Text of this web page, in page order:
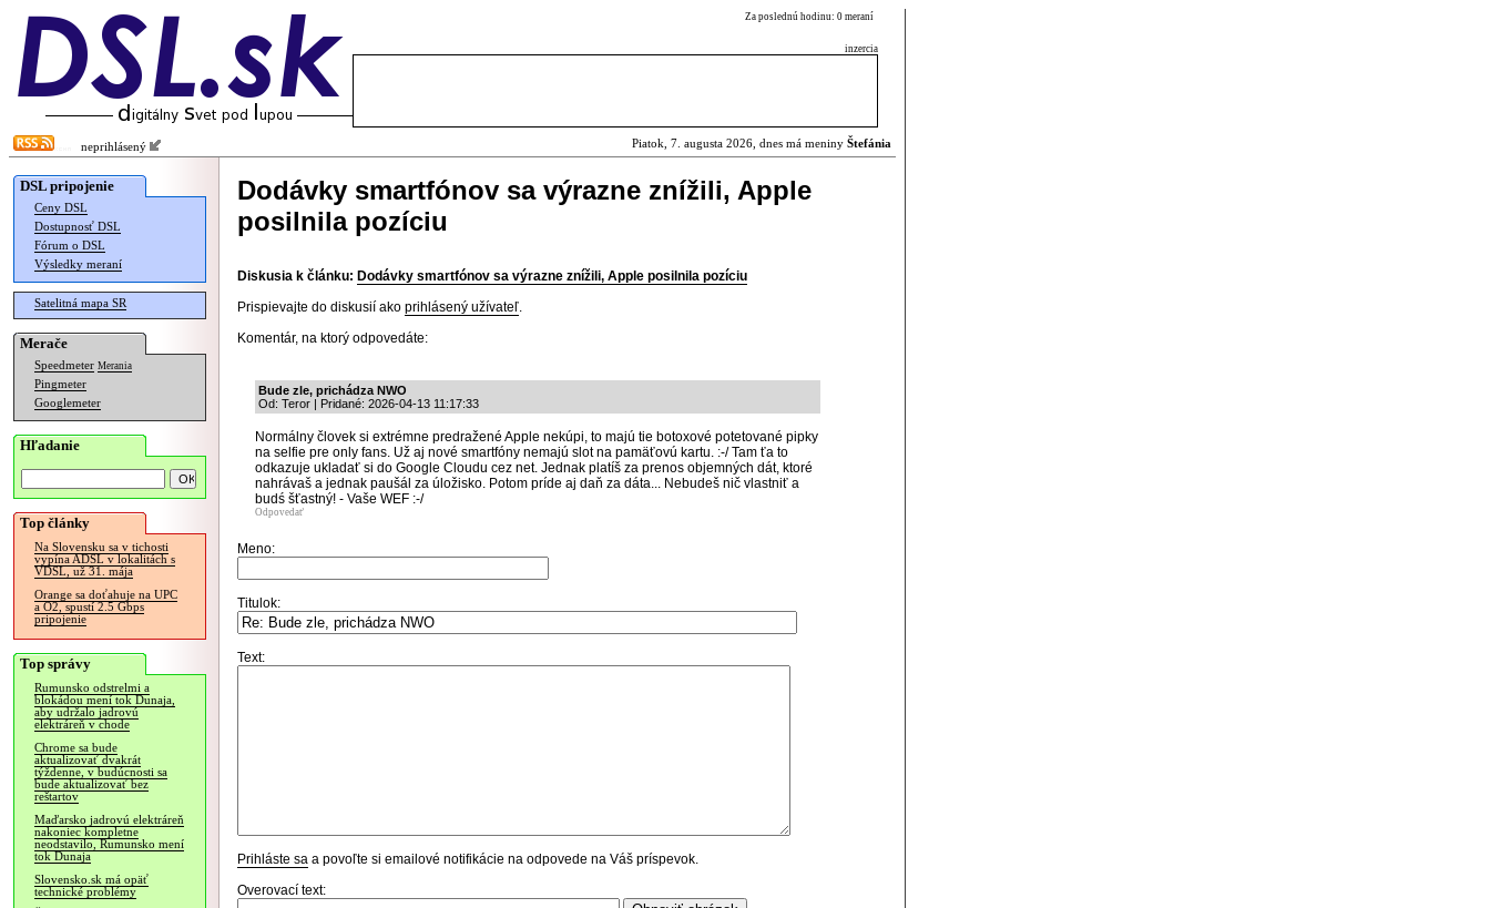
Za poslednú hodinu: 0 meraní
inzercia
neprihlásený Piatok, 7. augusta 2026, dnes má meniny Štefánia
DSL pripojenie
Ceny DSL
Dostupnosť DSL
Fórum o DSL
Výsledky meraní
Satelitná mapa SR
Merače
Speedmeter Merania
Pingmeter
Googlemeter
Hľadanie
Top články
Na Slovensku sa v tichosti
vypína ADSL v lokalitách s
VDSL, už 31. mája
Orange sa doťahuje na UPC
a O2, spustí 2.5 Gbps
pripojenie
Top správy
Rumunsko odstrelmi a
blokádou mení tok Dunaja,
aby udržalo jadrovú
elektráreň v chode
Chrome sa bude
aktualizovať dvakrát
týždenne, v budúcnosti sa
bude aktualizovať bez
reštartov
Maďarsko jadrovú elektráreň
nakoniec kompletne
neodstavilo, Rumunsko mení
tok Dunaja
Slovensko.sk má opäť
technické problémy
Dodávky smartfónov sa výrazne znížili, Apple
posilnila pozíciu
Diskusia k článku: Dodávky smartfónov sa výrazne znížili, Apple posilnila pozíciu
Prispievajte do diskusií ako prihlásený užívateľ.
Komentár, na ktorý odpovedáte:
Bude zle, prichádza NWO
Od: Teror | Pridané: 2026-04-13 11:17:33
Normálny človek si extrémne predražené Apple nekúpi, to majú tie botoxové potetované pipky
na selfie pre only fans. Už aj nové smartfóny nemajú slot na pamäťovú kartu. :-/ Tam ťa to
odkazuje ukladať si do Google Cloudu cez net. Jednak platíš za prenos objemných dát, ktoré
nahrávaš a jednak paušál za úložisko. Potom príde aj daň za dáta... Nebudeš nič vlastniť a
budś šťastný! - Vaše WEF :-/
Odpovedať
Meno:
Titulok:
Text:
Prihláste sa a povoľte si emailové notifikácie na odpovede na Váš príspevok.
Overovací text: